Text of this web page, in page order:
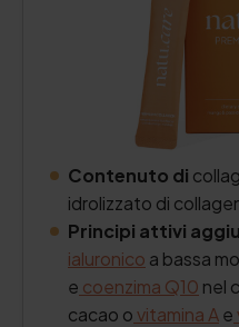
Contenuto di
idrolizzato di
Principi attivi
ialuronico a bassa
e coenzima Q10 nel
cacao ovitamina Ae